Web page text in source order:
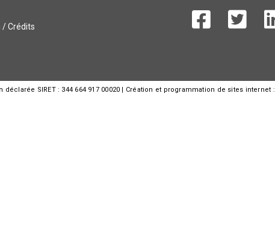
/ Crédits
SIRET : 344 664 917 00020 | Création et programmation de sites internet :